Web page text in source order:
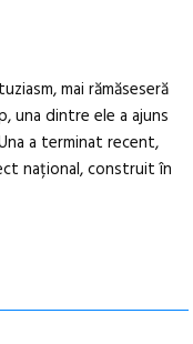
mai rămăseseră
una dintre ele a ajuns
a terminat recent,
național, construit în